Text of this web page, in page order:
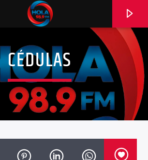
RADIO HOLA
CÉDULAS